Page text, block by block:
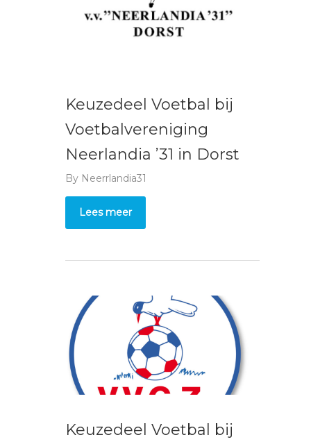
Keuzedeel Voetbal bij
Voetbalvereniging
Neerlandia ’31 in Dorst
By Neerrlandia31
Lees meer
Keuzedeel Voetbal bij